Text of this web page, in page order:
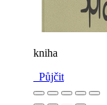
kniha
Půjčit